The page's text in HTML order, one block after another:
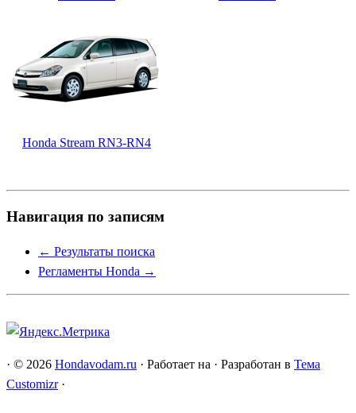
Honda Stream RN3-RN4
Навигация по записям
← Результаты поиска
Регламенты Honda →
· © 2026 Hondavodam.ru · Работает на · Разработан в Тема
Customizr ·